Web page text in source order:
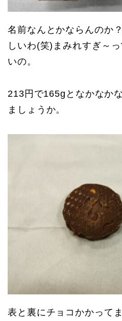
名前なんとかならんのか
しいわ(笑)まみれすぎ～
いの。
213円で165gとなかなか
ましょうか。
表と裏にチョコかかって